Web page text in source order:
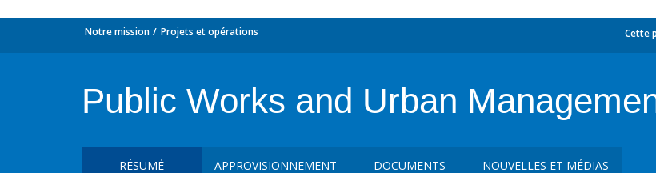
Notre mission Projets et opérations Cette
Public Works and Urban
RÉSUMÉ APPROVISIONNEMENT DOCUMENTS NOUVELLES ET MÉDIAS